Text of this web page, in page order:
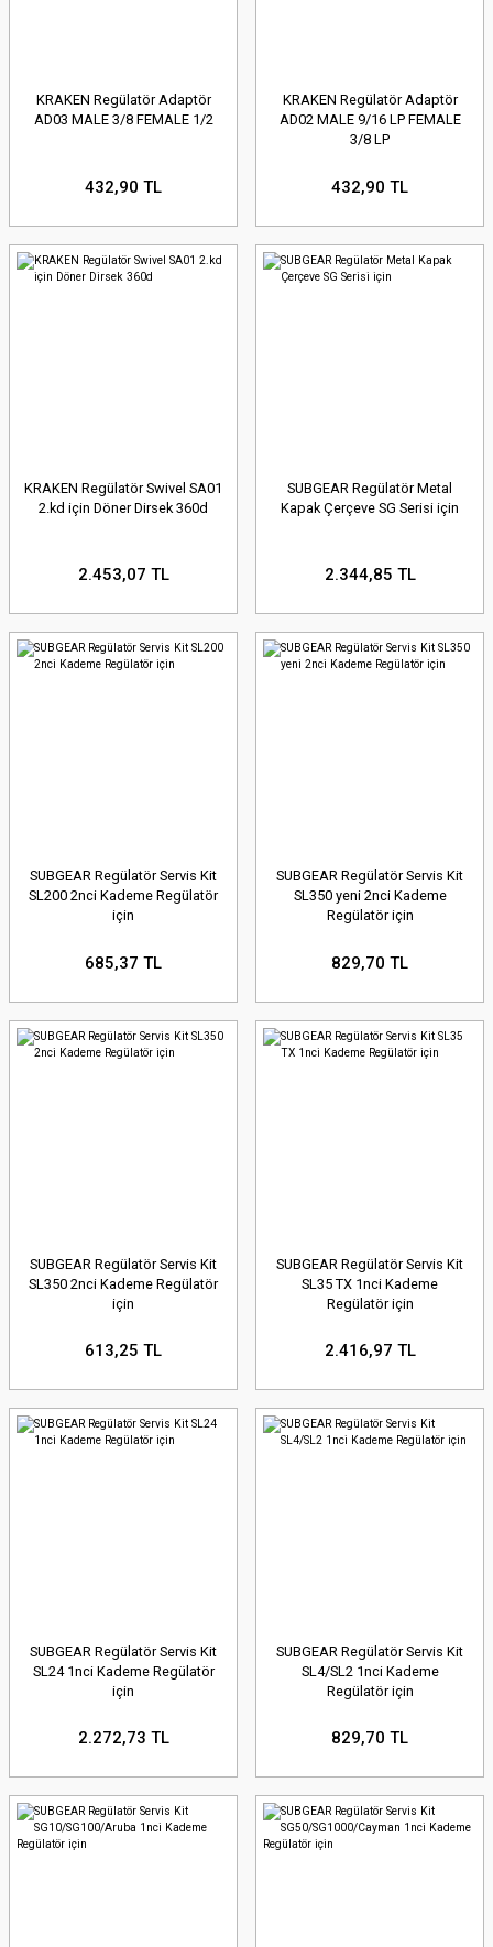
KRAKEN Regülatör Adaptör
AD03 MALE 3/8 FEMALE 1/2
432,90 TL
KRAKEN Regülatör Adaptör
AD02 MALE 9/16 LP FEMALE
3/8 LP
432,90 TL
KRAKEN Regülatör Swivel SA01
2.kd için Döner Dirsek 360d
2.453,07 TL
SUBGEAR Regülatör Metal
Kapak Çerçeve SG Serisi için
2.344,85 TL
SUBGEAR Regülatör Servis Kit
SL200 2nci Kademe Regülatör
için
685,37 TL
SUBGEAR Regülatör Servis Kit
SL350 yeni 2nci Kademe
Regülatör için
829,70 TL
SUBGEAR Regülatör Servis Kit
SL350 2nci Kademe Regülatör
için
613,25 TL
SUBGEAR Regülatör Servis Kit
SL35 TX 1nci Kademe
Regülatör için
2.416,97 TL
SUBGEAR Regülatör Servis Kit
SL24 1nci Kademe Regülatör
için
2.272,73 TL
SUBGEAR Regülatör Servis Kit
SL4/SL2 1nci Kademe
Regülatör için
829,70 TL